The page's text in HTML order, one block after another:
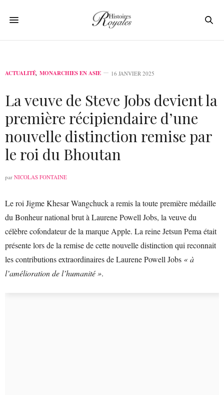
ACTUALITÉ, MONARCHIES EN ASIE 16 JANVIER 2025
La veuve de Steve Jobs devient la
première récipiendaire d’une
nouvelle distinction remise par
le roi du Bhoutan
par NICOLAS FONTAINE
Le roi Jigme Khesar Wangchuck a remis la toute première médaille
du Bonheur national brut à Laurene Powell Jobs, la veuve du
célèbre cofondateur de la marque Apple. La reine Jetsun Pema était
présente lors de la remise de cette nouvelle distinction qui reconnait
les contributions extraordinaires de Laurene Powell Jobs « à
l’amélioration de l’humanité ».